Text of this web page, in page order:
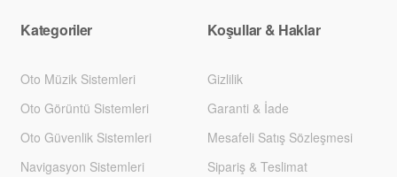
Kategoriler
Oto Müzik Sistemleri
Oto Görüntü Sistemleri
Oto Güvenlik Sistemleri
Navigasyon Sistemleri
Koşullar & Haklar
Gizlilik
Garanti & İade
Mesafeli Satış Sözleşmesi
Sipariş & Teslimat